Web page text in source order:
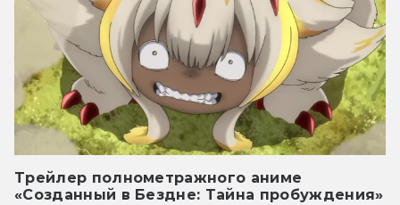
Трейлер полнометражного аниме
«Созданный в Бездне: Тайна пробуждения»